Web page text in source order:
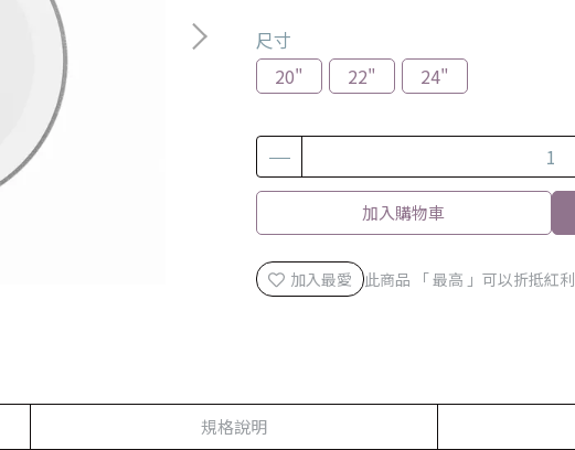
尺寸
20"
22" 24"
加入購物車
加入最愛 此商品 「 最高 」可以折抵紅利
規格說明